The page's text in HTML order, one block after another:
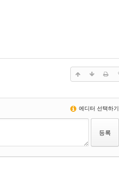
에디터 선택하기